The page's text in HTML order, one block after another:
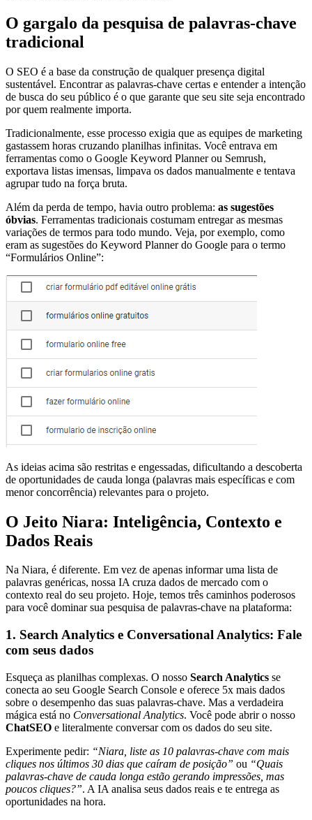
O gargalo da pesquisa de palavras-chave
tradicional
O SEO é a base da construção de qualquer presença digital
sustentável. Encontrar as palavras-chave certas e entender a intenção
de busca do seu público é o que garante que seu site seja encontrado
por quem realmente importa.
Tradicionalmente, esse processo exigia que as equipes de marketing
gastassem horas cruzando planilhas infinitas. Você entrava em
ferramentas como o Google Keyword Planner ou Semrush,
exportava listas imensas, limpava os dados manualmente e tentava
agrupar tudo na força bruta.
Além da perda de tempo, havia outro problema: as sugestões
óbvias. Ferramentas tradicionais costumam entregar as mesmas
variações de termos para todo mundo. Veja, por exemplo, como
eram as sugestões do Keyword Planner do Google para o termo
“Formulários Online”:
As ideias acima são restritas e engessadas, dificultando a descoberta
de oportunidades de cauda longa (palavras mais específicas e com
menor concorrência) relevantes para o projeto.
O Jeito Niara: Inteligência, Contexto e
Dados Reais
Na Niara, é diferente. Em vez de apenas informar uma lista de
palavras genéricas, nossa IA cruza dados de mercado com o
contexto real do seu projeto. Hoje, temos três caminhos poderosos
para você dominar sua pesquisa de palavras-chave na plataforma:
1. Search Analytics e Conversational Analytics: Fale
com seus dados
Esqueça as planilhas complexas. O nosso Search Analytics se
conecta ao seu Google Search Console e oferece 5x mais dados
sobre o desempenho das suas palavras-chave. Mas a verdadeira
mágica está no Conversational Analytics. Você pode abrir o nosso
ChatSEO e literalmente conversar com os dados do seu site.
Experimente pedir: “Niara, liste as 10 palavras-chave com mais
cliques nos últimos 30 dias que caíram de posição” ou “Quais
palavras-chave de cauda longa estão gerando impressões, mas
poucos cliques?”. A IA analisa seus dados reais e te entrega as
oportunidades na hora.